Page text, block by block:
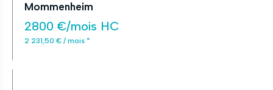
Mommenheim
2800 €/mois HC
2 231,50 € / mois *